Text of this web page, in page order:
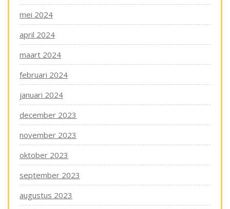
mei 2024
april 2024
maart 2024
februari 2024
januari 2024
december 2023
november 2023
oktober 2023
september 2023
augustus 2023